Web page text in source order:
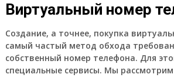
Виртуальный номер
Создание, а точнее, покупка
самый частый метод обхода
собственный номер телефона. Для
специальные сервисы. Мы